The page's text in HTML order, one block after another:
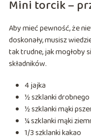
Mini torcik –
Aby mieć pewność, że
doskonały, musisz
tak trudne, jak mogłoby
składników.
4 jajka
½ szklanki
½ szklanki mąki
¼ szklanki mąki
1/3 szklanki kakao